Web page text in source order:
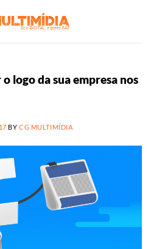
logo da sua empresa nos
BYCG MULTIMÍDIA